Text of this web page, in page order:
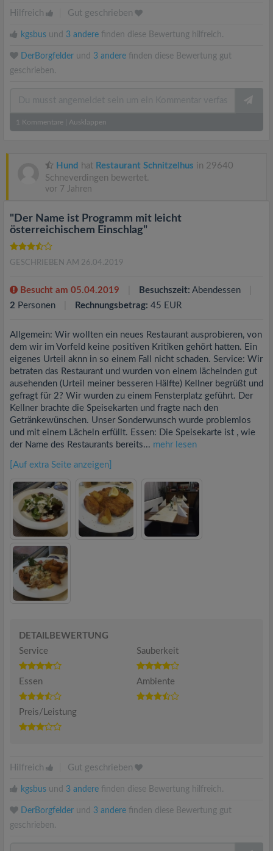
Hilfreich Gut geschrieben
kgsbus und 3 andere finden diese Bewertung hilfreich.
DerBorgfelder und 3 andere finden diese Bewertung gut
geschrieben.
1 Kommentare Ausklappen
Hund hat Restaurant Schnitzelhus in 29640
Schneverdingen bewertet.
vor 7 Jahren
"Der Name ist Programm mit leicht
österreichischem Einschlag"
GESCHRIEBEN AM 26.04.2019
Besucht am 05.04.2019 Besuchszeit: Abendessen
2 Personen Rechnungsbetrag: 45 EUR
Allgemein: Wir wollten ein neues Restaurant ausprobieren, von
dem wir im Vorfeld keine positiven Kritiken gehört hatten. Ein
eigenes Urteil aknn in so einem Fall nicht schaden. Service: Wir
betraten das Restaurant und wurden von einem lächelnden gut
ausehenden (Urteil meiner besseren Hälfte) Kellner begrüßt und
gefragt für 2? Wir wurden zu einem Fensterplatz geführt. Der
Kellner brachte die Speisekarten und fragte nach den
Getränkewünschen. Unser Sonderwunsch wurde problemlos
und mit einem Lächeln erfüllt. Essen: Die Speisekarte ist , wie
der Name des Restaurants bereits... mehr lesen
[Auf extra Seite anzeigen]
DETAILBEWERTUNG
Service
Sauberkeit
Essen Ambiente
Preis/Leistung
Hilfreich Gut geschrieben
kgsbus und 3 andere finden diese Bewertung hilfreich.
DerBorgfelder und 3 andere finden diese Bewertung gut
geschrieben.